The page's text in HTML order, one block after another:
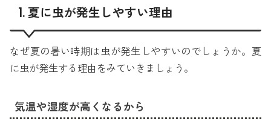
1. 夏に虫が発生しやすい理由
なぜ夏の暑い時期は虫が発生しやすいのでしょうか。夏
に虫が発生する理由をみていきましょう。
気温や湿度が高くなるから